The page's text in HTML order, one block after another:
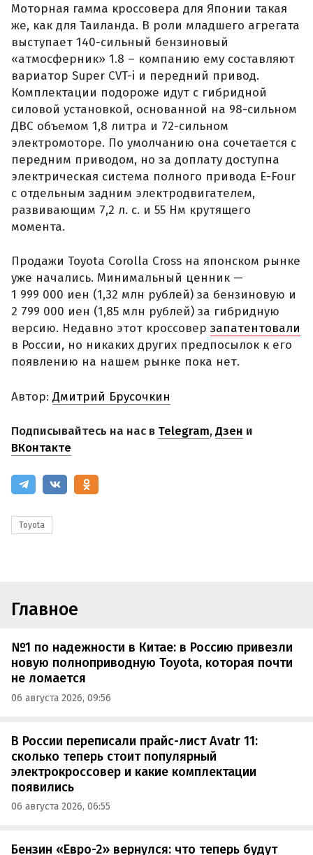
Моторная гамма кроссовера для Японии такая
же, как для Таиланда. В роли младшего агрегата
выступает 140-сильный бензиновый
«атмосферник» 1.8 – компанию ему составляют
вариатор Super CVT-i и передний привод.
Комплектации подороже идут с гибридной
силовой установкой, основанной на 98-сильном
ДВС объемом 1,8 литра и 72-сильном
электромоторе. По умолчанию она сочетается с
передним приводом, но за доплату доступна
электрическая система полного привода E-Four
с отдельным задним электродвигателем,
развивающим 7,2 л. с. и 55 Нм крутящего
момента.
Продажи Toyota Corolla Cross на японском рынке
уже начались. Минимальный ценник —
1 999 000 иен (1,32 млн рублей) за бензиновую и
2 799 000 иен (1,85 млн рублей) за гибридную
версию. Недавно этот кроссовер запатентовали
в России, но никаких других предпосылок к его
появлению на нашем рынке пока нет.
Автор: Дмитрий Брусочкин
Подписывайтесь на нас в Telegram,Дзен и
ВКонтакте
Toyota
Главное
№1 по надежности в Китае: в Россию привезли
новую полноприводную Toyota, которая почти
не ломается
06 августа 2026, 09:56
В России переписали прайс-лист Avatr 11:
сколько теперь стоит популярный
электрокроссовер и какие комплектации
появились
06 августа 2026, 06:55
Бензин «Евро-2» вернулся: что теперь будут